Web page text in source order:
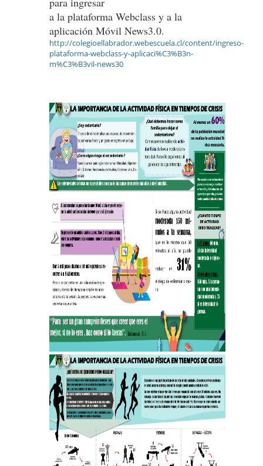
a la plataforma Webclass y a la
aplicación Móvil News3.0.
http://colegioellabrador.webescuela.cl/content/ingreso-
plataforma-webclass-y-aplicaci%C3%B3n-
m%C3%B3vil-news30